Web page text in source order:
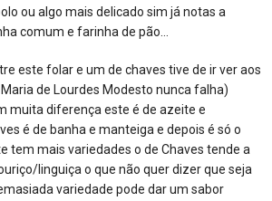
ou algo mais delicado sim já notas a
comum e farinha de pão…
este folar e um de chaves tive de ir ver aos
de Lourdes Modesto nunca falha)
muita diferença este é de azeite e
é de banha e manteiga e depois é só o
tem mais variedades o de Chaves tende a
linguiça o que não quer dizer que seja
variedade pode dar um sabor